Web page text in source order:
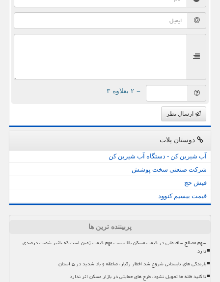
= ۲ بعلاوه ۳
ارسال نظر
دوستان پلات
آب شیرین کن - دستگاه آب شیرین کن
شرکت صنعتی سخت پوشش
فیش حج
قیمت بیسیم کنوود
پربیننده ترین ها
سهم مصالح ساختمانی در قیمت مسکن بالا نیست مهم قیمت زمین است که تاثیر شصت درصدی
دارد
بارندگی های تابستانی شروع شد اخطار رگبار، صاعقه و باد شدید در ۵ استان
تا کلید خانه ها تحویل نشود، طرح های حمایتی در بازار مسکن اثر ندارد